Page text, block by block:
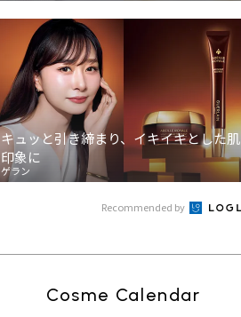
キュッと引き締まり、イキイキとした肌
印象に
ゲラン
Recommended by
Cosme Calendar